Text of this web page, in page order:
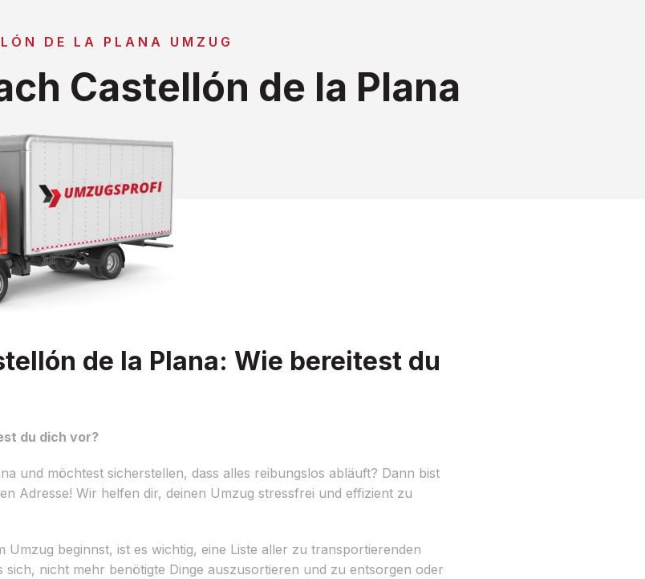
DE LA PLANA UMZUG
Castellón de la Plana
de la Plana: Wie bereitest du
du dich vor?
und möchtest sicherstellen, dass alles reibungslos abläuft? Dann bist
Adresse! Wir helfen dir, deinen Umzug stressfrei und effizient zu
beginnst, ist es wichtig, eine Liste aller zu transportierenden
nicht mehr benötigte Dinge auszusortieren und zu entsorgen oder